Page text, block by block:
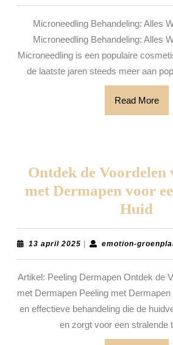
Microneedling Behandeling: Alles
Microneedling Behandeling: Alles
Microneedling is een populaire
de laatste jaren steeds meer aan
Read More
More
Ontdek de Voordelen
met Dermapen voor
Huid
de
13 april 2025 13
| emotion-
Artikel: Peeling Dermapen Ontdek de
met Dermapen Peeling met
en effectieve behandeling die de
en zorgt voor een stralende